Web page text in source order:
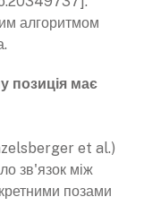
алгоритмом
позиція має
et al.)
зв'язок між
позами